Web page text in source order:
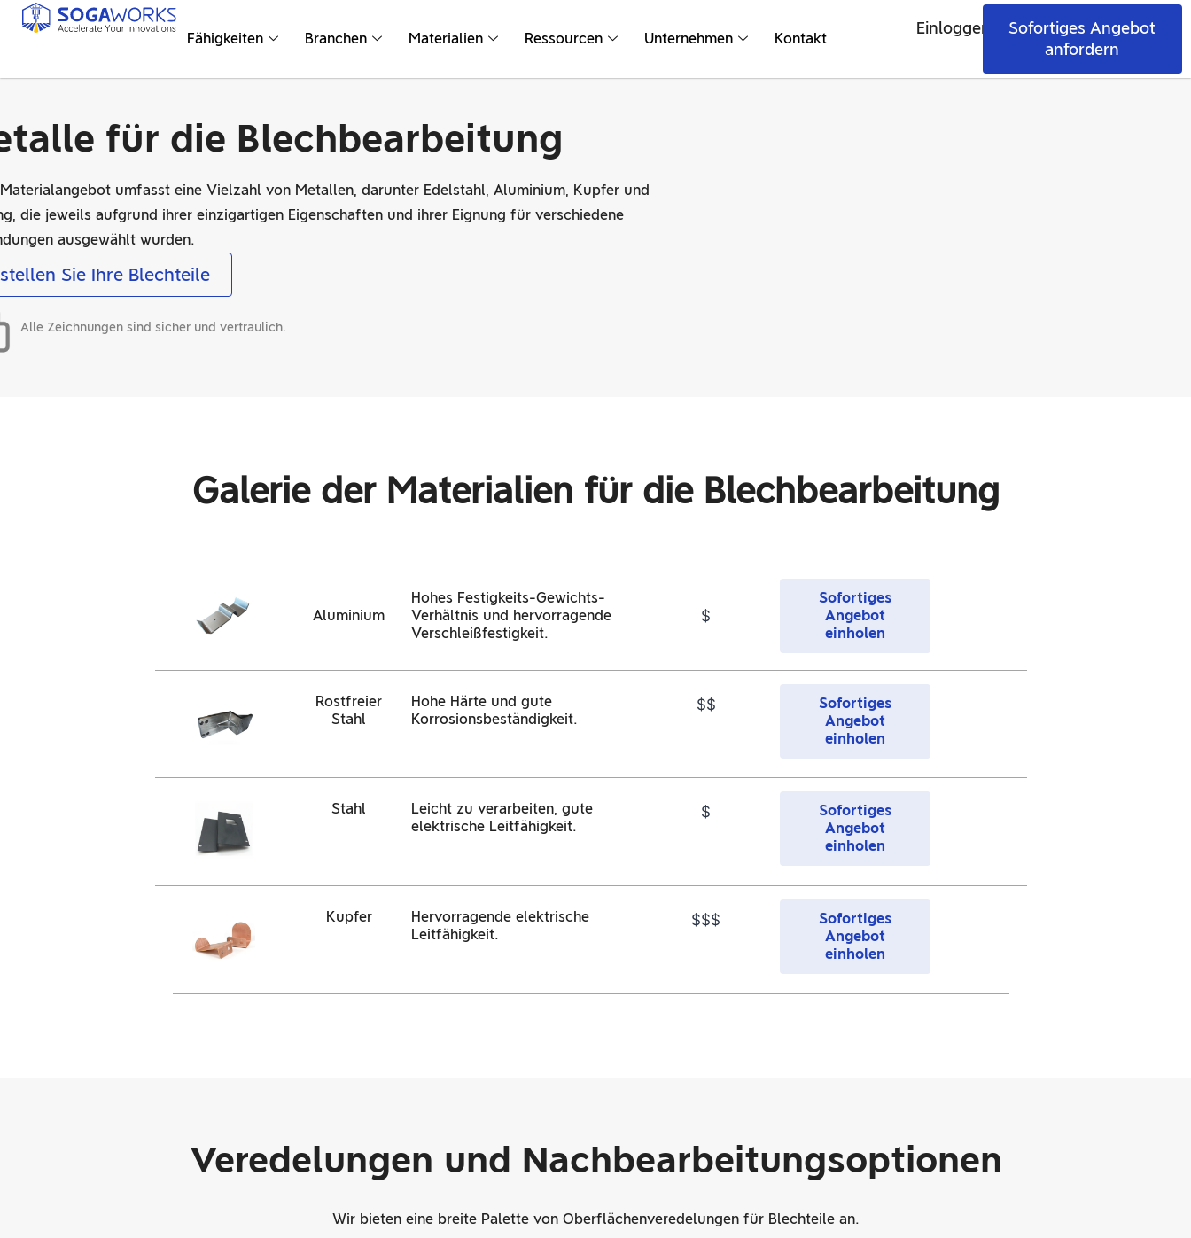
Fähigkeiten Branchen Materialien Ressourcen Unternehmen Kontakt
Einloggen
Sofortiges Angebot
anfordern
für die Blechbearbeitung
umfasst eine Vielzahl von Metallen, darunter Edelstahl, Aluminium, Kupfer und
die jeweils aufgrund ihrer einzigartigen Eigenschaften und ihrer Eignung für verschiedene
ausgewählt wurden.
Sie Ihre Blechteile
Alle Zeichnungen sind sicher und vertraulich.
Galerie der Materialien für die Blechbearbeitung
Aluminium
Hohes Festigkeits-Gewichts-
Verhältnis und hervorragende
Verschleißfestigkeit.
$
Sofortiges
Angebot
einholen
Rostfreier
Stahl
Hohe Härte und gute
Korrosionsbeständigkeit.
$$
Sofortiges
Angebot
einholen
Stahl
Leicht zu verarbeiten, gute
elektrische Leitfähigkeit.
$
Sofortiges
Angebot
einholen
Kupfer
Hervorragende elektrische
Leitfähigkeit.
$$$
Sofortiges
Angebot
einholen
Veredelungen und Nachbearbeitungsoptionen
Wir bieten eine breite Palette von Oberflächenveredelungen für Blechteile an.